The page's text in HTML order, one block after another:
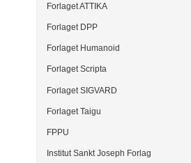
Forlaget ATTIKA
Forlaget DPP
Forlaget Humanoid
Forlaget Scripta
Forlaget SIGVARD
Forlaget Taigu
FPPU
Institut Sankt Joseph Forlag